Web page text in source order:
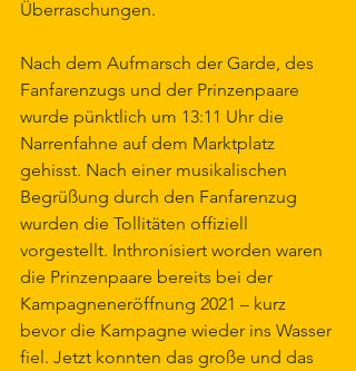
Überraschungen.
Nach dem Aufmarsch der Garde, des
Fanfarenzugs und der Prinzenpaare
wurde pünktlich um 13:11 Uhr die
Narrenfahne auf dem Marktplatz
gehisst. Nach einer musikalischen
Begrüßung durch den Fanfarenzug
wurden die Tollitäten offiziell
vorgestellt. Inthronisiert worden waren
die Prinzenpaare bereits bei der
Kampagneneröffnung 2021 – kurz
bevor die Kampagne wieder ins Wasser
fiel. Jetzt konnten das große und das